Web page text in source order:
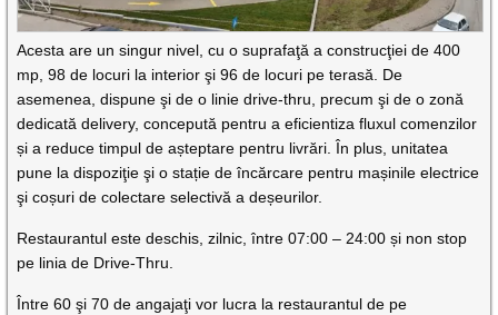
Acesta are un singur nivel, cu o suprafaţă a construcţiei de 400
mp, 98 de locuri la interior şi 96 de locuri pe terasă. De
asemenea, dispune şi de o linie drive-thru, precum şi de o zonă
dedicată delivery, concepută pentru a eficientiza fluxul comenzilor
și a reduce timpul de așteptare pentru livrări. În plus, unitatea
pune la dispoziţie şi o stație de încărcare pentru mașinile electrice
şi coșuri de colectare selectivă a deșeurilor.
Restaurantul este deschis, zilnic, între 07:00 – 24:00 și non stop
pe linia de Drive-Thru.
Între 60 şi 70 de angajaţi vor lucra la restaurantul de pe